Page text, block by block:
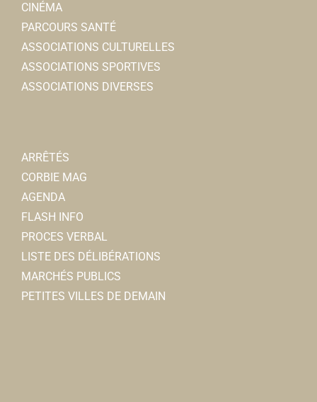
CINÉMA
PARCOURS SANTÉ
ASSOCIATIONS CULTURELLES
ASSOCIATIONS SPORTIVES
ASSOCIATIONS DIVERSES
ARRÊTÉS
CORBIE MAG
AGENDA
FLASH INFO
PROCES VERBAL
LISTE DES DÉLIBÉRATIONS
MARCHÉS PUBLICS
PETITES VILLES DE DEMAIN